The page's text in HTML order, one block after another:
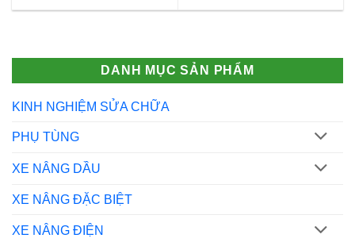
DANH MỤC SẢN PHẨM
KINH NGHIỆM SỬA CHỮA
PHỤ TÙNG
XE NÂNG DẦU
XE NÂNG ĐẶC BIỆT
XE NÂNG ĐIỆN